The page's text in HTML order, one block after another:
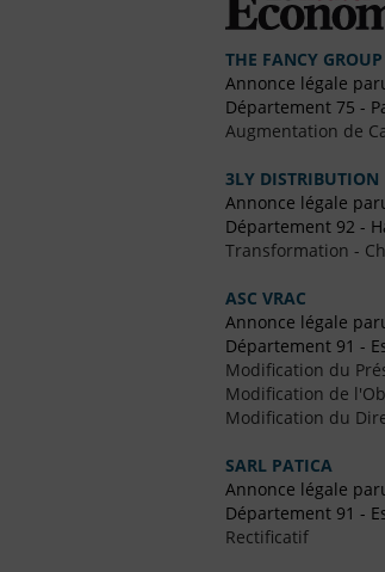
THE FANCY GROUP
Annonce légale
Département 75 -
Augmentation de
3LY DISTRIBUTION
Annonce légale
Département 92 -
Transformation -
ASC VRAC
Annonce légale
Département 91 -
Modification du
Modification de
Modification du
SARL PATICA
Annonce légale
Département 91 -
Rectificatif